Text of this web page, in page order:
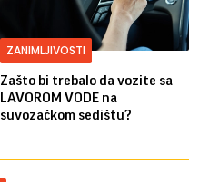
ZANIMLJIVOSTI
Zašto bi trebalo da vozite sa
LAVOROM VODE na
suvozačkom sedištu?